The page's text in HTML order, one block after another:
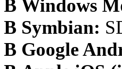
В Windows
В Symbian:
В Google